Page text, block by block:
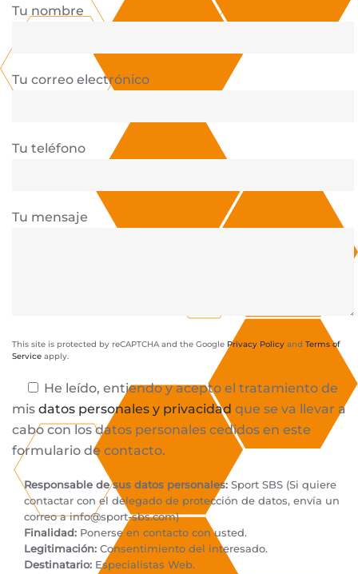
Tu nombre
Tu correo electrónico
Tu teléfono
Tu mensaje
This site is protected by reCAPTCHA and the Google Privacy Policy and Terms of
Service apply.
He leído, entiendo y acepto el tratamiento de
mis datos personales y privacidad que se va llevar a
cabo con los datos personales cedidos en este
formulario de contacto.
Responsable de sus datos personales: Sport SBS (Si quiere
contactar con el delegado de protección de datos, envía un
correo ainfo@sport-sbs.com)
Finalidad: Ponerse en contacto con usted.
Legitimación: Consentimiento del interesado.
Destinatario: Especialistas Web.